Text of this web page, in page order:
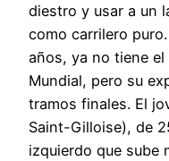
diestro y usar a un
como carrilero puro.
años, ya no tiene
Mundial, pero su
tramos finales. El
Saint-Gilloise), de
izquierdo que sube